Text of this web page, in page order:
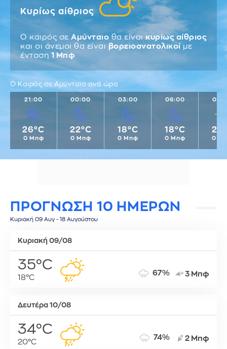
Κυρίως αίθριος
Ο καιρός σε Αμύνταιοθα είναικυρίως αίθριος
και οι άνεμοι θα είναι βορειοανατολικοί με
ένταση 1 Μπφ
Ο Καιρός σε Αμύνταιο ανά ώρα
21:00
26°C
0 Μπφ
00:00
22°C
0 Μπφ
03:00
18°C
0 Μπφ
06:00
18°C
0 Μπφ 0
ΠΡΟΓΝΩΣΗ 10 ΗΜΕΡΩΝ
Κυριακή 09 Αυγ - 18 Αυγούστου
Κυριακή 09/08
35°C
18°C
67% 3 Μπφ
Δευτέρα 10/08
34°C
20°C
74% 2 Μπφ